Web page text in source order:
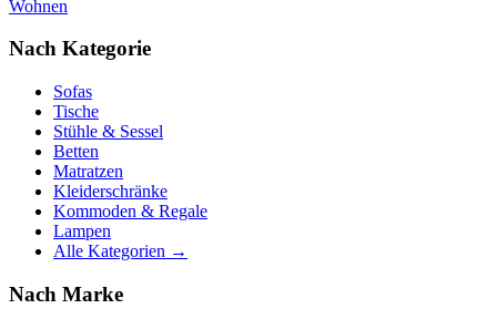
Wohnen
Nach Kategorie
Sofas
Tische
Stühle & Sessel
Betten
Matratzen
Kleiderschränke
Kommoden & Regale
Lampen
Alle Kategorien →
Nach Marke